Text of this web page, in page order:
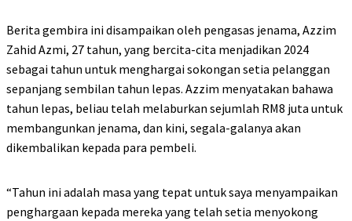
Berita gembira ini disampaikan oleh pengasas jenama, Azzim
Zahid Azmi, 27 tahun, yang bercita-cita menjadikan 2024
sebagai tahun untuk menghargai sokongan setia pelanggan
sepanjang sembilan tahun lepas. Azzim menyatakan bahawa
tahun lepas, beliau telah melaburkan sejumlah RM8 juta untuk
membangunkan jenama, dan kini, segala-galanya akan
dikembalikan kepada para pembeli.
“Tahun ini adalah masa yang tepat untuk saya menyampaikan
penghargaan kepada mereka yang telah setia menyokong